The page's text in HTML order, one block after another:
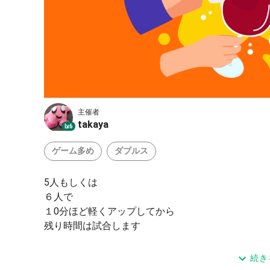
Lv.6
主催者
takaya
ゲーム多め ダブルス
5人もしくは
６人で
１0分ほど軽くアップしてから
残り時間は試合します
続